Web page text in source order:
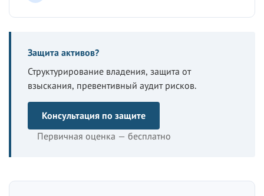
Защита активов?
Структурирование владения, защита от
взыскания, превентивный аудит рисков.
Консультация по защите
Первичная оценка — бесплатно